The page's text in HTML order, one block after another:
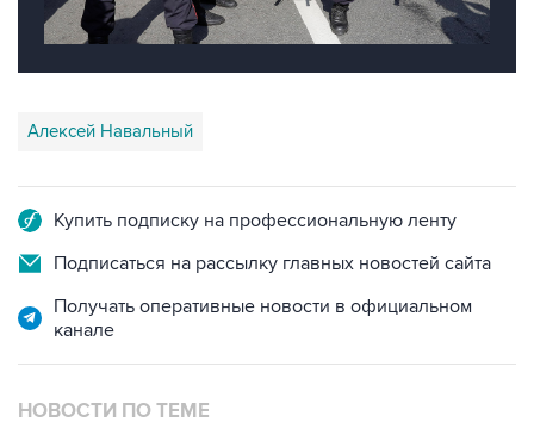
Алексей Навальный
Купить подписку на профессиональную ленту
Подписаться на рассылку главных новостей сайта
Получать оперативные новости в официальном
канале
НОВОСТИ ПО ТЕМЕ